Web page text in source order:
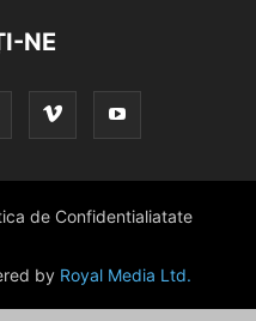
NE
de Confidentialiatate
by Royal Media Ltd.